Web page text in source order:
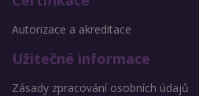
Autorizace a akreditace
Užitečné informace
Zásady zpracování osobních údajů